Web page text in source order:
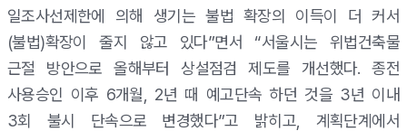
일조사선제한에 의해 생기는 불법 확장의 이득이 더 커서
(불법)확장이 줄지 않고 있다”면서 “서울시는 위법건축물
근절 방안으로 올해부터 상설점검 제도를 개선했다. 종전
사용승인 이후 6개월, 2년 때 예고단속 하던 것을 3년 이내
3회 불시 단속으로 변경했다”고 밝히고, 계획단계에서